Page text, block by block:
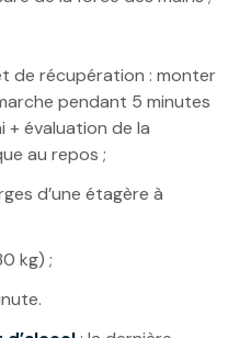
de récupération : monter
pendant 5 minutes
+ évaluation de la
au repos ;
d’une étagère à
kg) ;